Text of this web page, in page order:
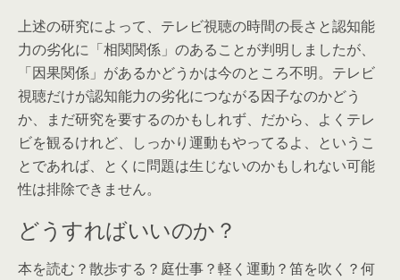
上述の研究によって、テレビ視聴の時間の長さと認知能
力の劣化に「相関関係」のあることが判明しましたが、
「因果関係」があるかどうかは今のところ不明。テレビ
視聴だけが認知能力の劣化につながる因子なのかどう
か、まだ研究を要するのかもしれず、だから、よくテレ
ビを観るけれど、しっかり運動もやってるよ、というこ
とであれば、とくに問題は生じないのかもしれない可能
性は排除できません。
どうすればいいのか？
本を読む？散歩する？庭仕事？軽く運動？笛を吹く？何